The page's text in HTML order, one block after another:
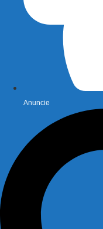
Anuncie